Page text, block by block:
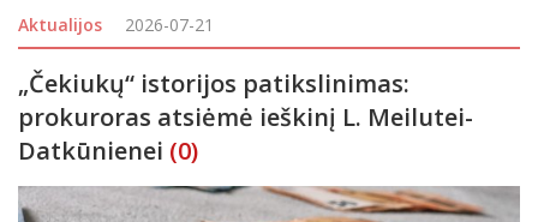
buvo nugriautas senas ūkinis kluonas, ilgus metus
Aktualijos 2026-07-21
„Čekiukų“ istorijos patikslinimas:
prokuroras atsiėmė ieškinį L. Meilutei-
Datkūnienei (0)